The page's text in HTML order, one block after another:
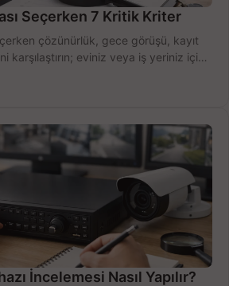
Seçerken 7 Kritik Kriter
çözünürlük, gece görüşü, kayıt
karşılaştırın; eviniz veya iş yeriniz için
İncelemesi Nasıl Yapılır?